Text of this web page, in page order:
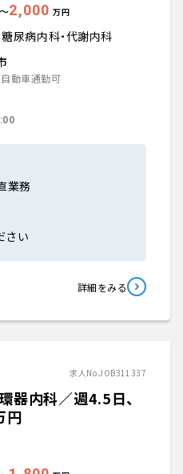
〜2,000 万円
尿病内科・代謝内科
動車通勤可
業務
さい
詳細をみる
求人No.JOB311337
器内科／週4.5日、
円